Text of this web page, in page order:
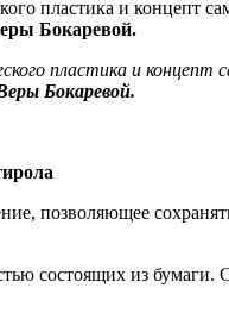
пластика и
Бокаревой.
пластика и
Бокаревой.
позволяющее
состоящих из